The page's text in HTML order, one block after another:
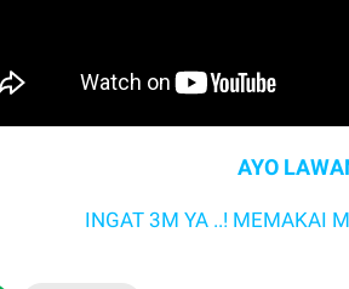
AYO
INGAT 3M YA ..! MEMAKAI MASKER,